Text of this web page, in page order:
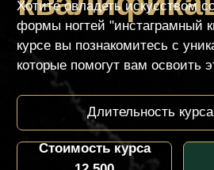
Длительность курса – 1 день
Стоимость курса
12.500
Оплатить